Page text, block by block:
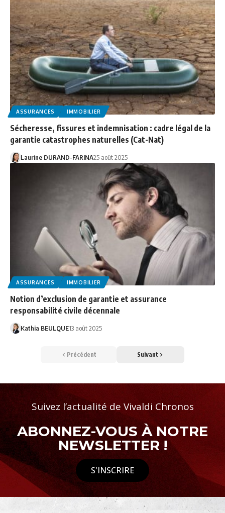
ASSURANCES IMMOBILIER
Sécheresse, fissures et indemnisation : cadre légal de la
garantie catastrophes naturelles (Cat-Nat)
Laurine DURAND-FARINA25 août 2025
ASSURANCES IMMOBILIER
Notion d’exclusion de garantie et assurance
responsabilité civile décennale
Kathia BEULQUE13 août 2025
Précédent Suivant
Suivez l’actualité de Vivaldi Chronos
ABONNEZ-VOUS À NOTRE
NEWSLETTER !
S'INSCRIRE